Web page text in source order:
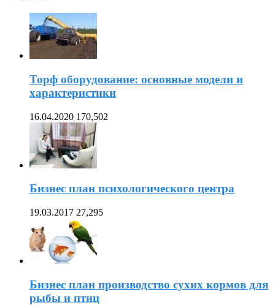
Торф оборудование: основные модели и
характеристики
16.04.2020 170,502
Бизнес план психологического центра
19.03.2017 27,295
Бизнес план производство сухих кормов для
рыбы и птиц